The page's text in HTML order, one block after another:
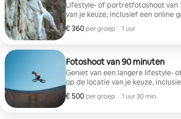
Lifestyle- of portretfotoshoot van
van je keuze, inclusief een online
Maximaal 1 minuut
een meerprijs van € 300.
€ 360 per groep
€ 360 per groep
, · 1 uur
Fotoshoot van 90 minuten
Geniet van een langere lifestyle-
op de locatie van je keuze,
met 50 foto's. Maximaal 1 minuut
beschikbaar tegen een meerprijs
€ 500 per groep
€ 500 per groep
, · 1 uur 30 min.